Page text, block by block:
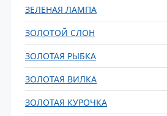
ЗЕЛЕНАЯ ЛАМПА
ЗОЛОТОЙ СЛОН
ЗОЛОТАЯ РЫБКА
ЗОЛОТАЯ ВИЛКА
ЗОЛОТАЯ КУРОЧКА